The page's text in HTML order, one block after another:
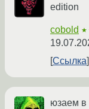
edition
cobold
Ссылка
юзаем в